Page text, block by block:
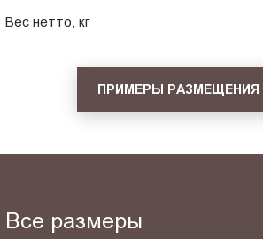
Вес нетто, кг
ПРИМЕРЫ РАЗМЕЩЕНИЯ
Все размеры